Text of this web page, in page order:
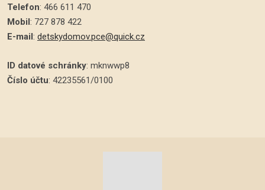
Telefon: 466 611 470
Mobil: 727 878 422
E-mail: detskydomov.pce@quick.cz
ID datové schránky: mknwwp8
Číslo účtu: 42235561/0100